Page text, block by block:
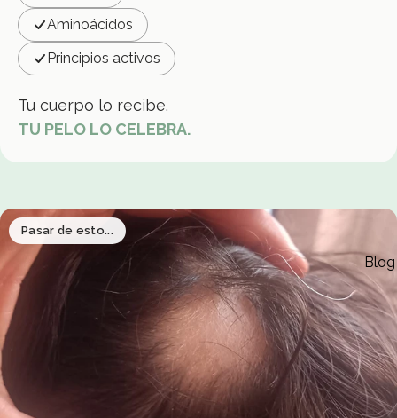
Blog
Aminoácidos
Principios activos
Tu cuerpo lo recibe.
TU PELO LO CELEBRA.
Pasar de esto...